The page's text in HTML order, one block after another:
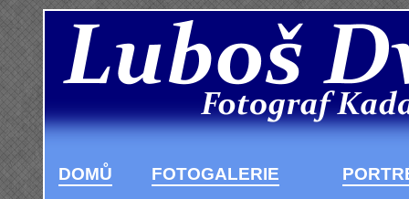
DOMŮ FOTOGALERIE